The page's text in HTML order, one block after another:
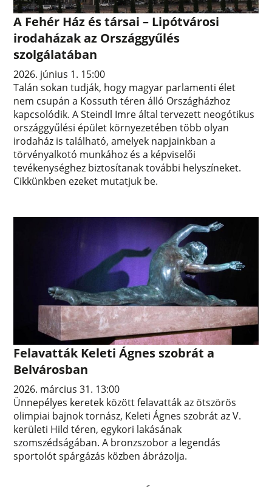
A Fehér Ház és társai – Lipótvárosi
irodaházak az Országgyűlés
szolgálatában
2026. június 1. 15:00
Talán sokan tudják, hogy magyar parlamenti élet
nem csupán a Kossuth téren álló Országházhoz
kapcsolódik. A Steindl Imre által tervezett neogótikus
országgyűlési épület környezetében több olyan
irodaház is található, amelyek napjainkban a
törvényalkotó munkához és a képviselői
tevékenységhez biztosítanak további helyszíneket.
Cikkünkben ezeket mutatjuk be.
Felavatták Keleti Ágnes szobrát a
Belvárosban
2026. március 31. 13:00
Ünnepélyes keretek között felavatták az ötszörös
olimpiai bajnok tornász, Keleti Ágnes szobrát az V.
kerületi Hild téren, egykori lakásának
szomszédságában. A bronzszobor a legendás
sportolót spárgázás közben ábrázolja.